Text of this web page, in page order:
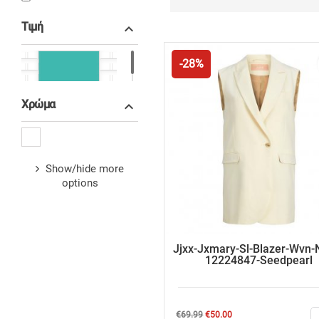
Τιμή 
€65.00 - €70.00
Χρώμα 
Show/hide more
options
-28%
Jjxx-Jxmary-Sl-Blazer-Wvn-
12224847-Seedpearl
Regular
€69.99Price
€50.00